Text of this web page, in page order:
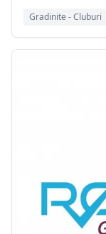
interpreteaza
isi faca prieteni.
0770656990
Gradinite - Cluburi